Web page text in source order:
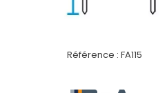
Référence : FA115